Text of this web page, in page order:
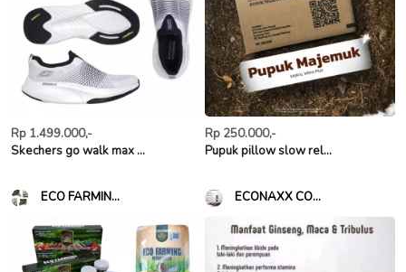
Rp 1.499.000,-
Skechers go walk max ...
Rp 250.000,-
Pupuk pillow slow rel...
ECO FARMIN... ECONAXX CO...